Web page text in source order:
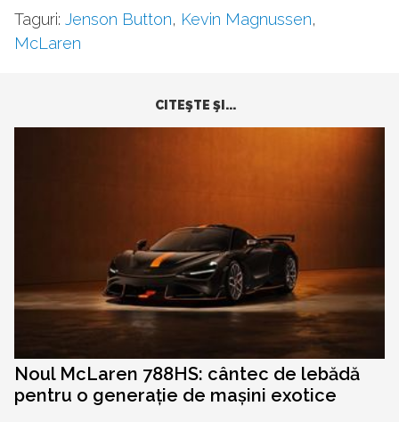
Taguri: Jenson Button, Kevin Magnussen,
McLaren
CITEŞTE ŞI...
Noul McLaren 788HS: cântec de lebădă
pentru o generație de mașini exotice